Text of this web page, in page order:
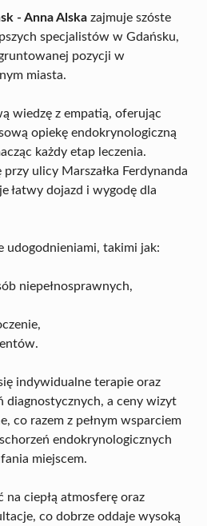
- Anna Alska zajmuje szóste
specjalistów w Gdańsku,
pozycji w
miasta.
wiedzę z empatią, oferując
opiekę endokrynologiczną
każdy etap leczenia.
ulicy Marszałka Ferdynanda
łatwy dojazd i wygodę dla
udogodnieniami, takimi jak:
niepełnosprawnych,
indywidualne terapie oraz
diagnostycznych, a ceny wizyt
co razem z pełnym wsparciem
endokrynologicznych
miejscem.
na ciepłą atmosferę oraz
co dobrze oddaje wysoką